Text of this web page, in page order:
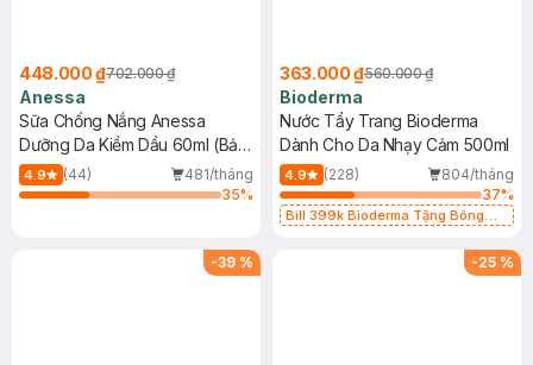
448.000 ₫702.000 ₫
Anessa
Sữa Chống Nắng Anessa
Dưỡng Da Kiềm Dầu 60ml (Bản
Mới)
4.9 (44)
481/tháng
35%
363.000 ₫560.000 ₫
Bioderma
Nước Tẩy Trang Bioderma
Dành Cho Da Nhạy Cảm 500ml
4.9 (228)
804/tháng
37%
Bill 399k Bioderma Tặng Bông
-39 % -25 %